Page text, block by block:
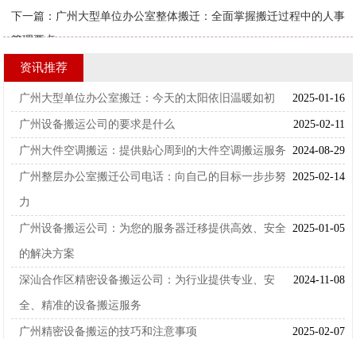
下一篇： 广州大型单位办公室整体搬迁：全面掌握搬迁过程中的人事
管理要点
资讯推荐
2025-01-16
广州大型单位办公室搬迁：今天的太阳依旧温暖如初
2025-02-11
广州设备搬运公司的要求是什么
2024-08-29
广州大件空调搬运：提供贴心周到的大件空调搬运服务
2025-02-14
广州整层办公室搬迁公司电话：向自己的目标一步步努
力
2025-01-05
广州设备搬运公司：为您的服务器迁移提供高效、安全
的解决方案
2024-11-08
深汕合作区精密设备搬运公司：为行业提供专业、安
全、精准的设备搬运服务
2025-02-07
广州精密设备搬运的技巧和注意事项